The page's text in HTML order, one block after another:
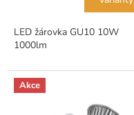
LED žárovka GU10 10W
1000lm
Akce